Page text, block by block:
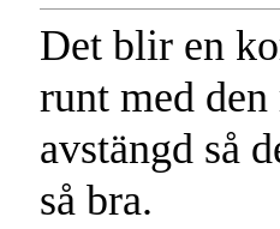
Det blir en
runt med
avstängd så
så bra.